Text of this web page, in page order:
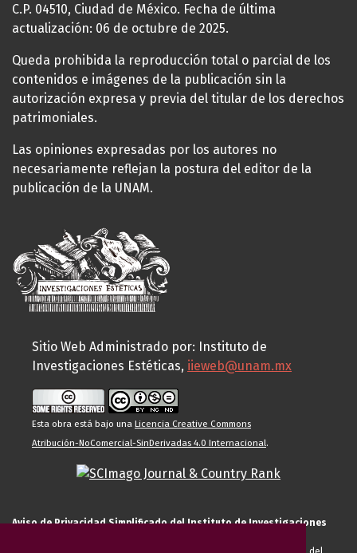
C.P. 04510, Ciudad de México. Fecha de última
actualización: 06 de octubre de 2025.
Queda prohibida la reproducción total o parcial de los
contenidos e imágenes de la publicación sin la
autorización expresa y previa del titular de los derechos
patrimoniales.
Las opiniones expresadas por los autores no
necesariamente reflejan la postura del editor de la
publicación de la UNAM.
Sitio Web Administrado por: Instituto de
Investigaciones Estéticas, iieweb@unam.mx
Esta obra está bajo una Licencia Creative Commons
Atribución-NoComercial-SinDerivadas 4.0 Internacional.
Aviso de Privacidad Simplificado del Instituto de Investigaciones